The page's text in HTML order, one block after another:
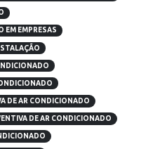
EM EMPRESAS
DE AR CONDICIONADO
DE AR CONDICIONADO